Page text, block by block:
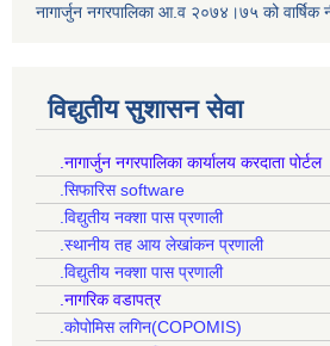
नागार्जुन नगरपालिका आ.व २०७४।७५ को वार्षिक
विद्युतीय सुशासन सेवा
.नागार्जुन नगरपालिका कार्यालय करदाता पोर्टल
.सिफारिस software
.विद्युतीय नक्शा पास प्रणाली
.स्थानीय तह आय लेखांकन प्रणाली
.विद्युतीय नक्शा पास प्रणाली
.नागरिक वडापत्र
.कोपोमिस लगिन(COPOMIS)